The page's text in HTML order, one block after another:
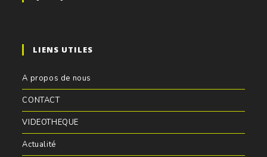
LIENS UTILES
A propos de nous
CONTACT
VIDEOTHEQUE
Actualité